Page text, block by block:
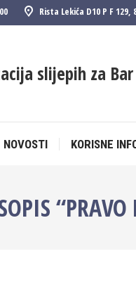
Rista Lekića D10 P F 129,
slijepih za
NOVOSTI KORISNE
NOVOSTI KORISNE